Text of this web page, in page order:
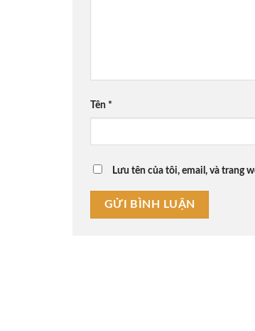
Tên *
Lưu tên của tôi, email, và trang